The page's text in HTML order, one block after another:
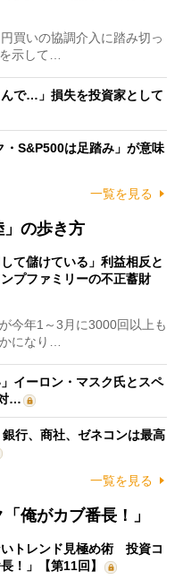
買いの協調介入に踏み切っ
示して…
んで…」損失を投資家として
・S&P500は足踏み」が意味
一覧を見る
の歩き方
て儲けている」利益相反と
プファミリーの不正蓄財
今年1～3月に3000回以上も
になり…
イーロン・マスク氏とスペ
…
行、商社、ゼネコンは最高
一覧を見る
俺がカブ番長！」
いトレンド見極め術 投資コ
！」【第11回】